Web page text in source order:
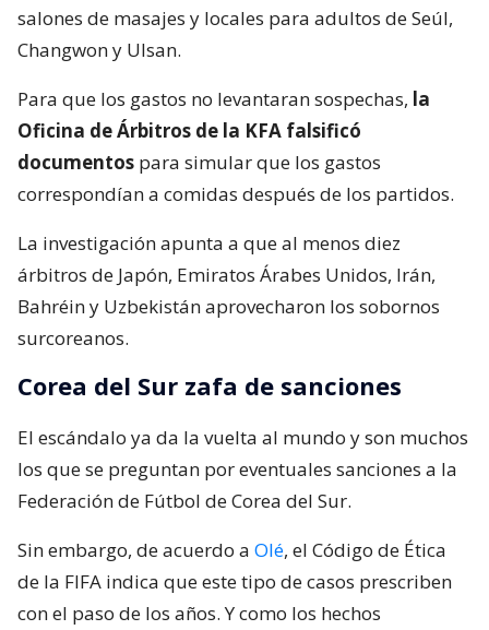
salones de masajes y locales para adultos de Seúl,
Changwon y Ulsan.
Para que los gastos no levantaran sospechas, la
Oficina de Árbitros de la KFA falsificó
documentos para simular que los gastos
correspondían a comidas después de los partidos.
La investigación apunta a que al menos diez
árbitros de Japón, Emiratos Árabes Unidos, Irán,
Bahréin y Uzbekistán aprovecharon los sobornos
surcoreanos.
Corea del Sur zafa de sanciones
El escándalo ya da la vuelta al mundo y son muchos
los que se preguntan por eventuales sanciones a la
Federación de Fútbol de Corea del Sur.
Sin embargo, de acuerdo a Olé, el Código de Ética
de la FIFA indica que este tipo de casos prescriben
con el paso de los años. Y como los hechos